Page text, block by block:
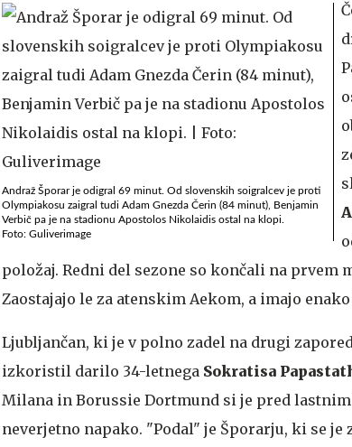
Andraž Šporar je odigral 69 minut. Od slovenskih soigralcev je proti
Olympiakosu zaigral tudi Adam Gnezda Čerin (84 minut), Benjamin
Verbič pa je na stadionu Apostolos Nikolaidis ostal na klopi.
Foto: Guliverimage
položaj. Redni del sezone so končali na prvem
Zaostajajo le za atenskim Aekom, a imajo
Ljubljančan, ki je v polno zadel na drugi
izkoristil darilo 34-letnega Sokratisa
Milana in Borussie Dortmund si je pred
neverjetno napako. "Podal" je Šporarju, ki se